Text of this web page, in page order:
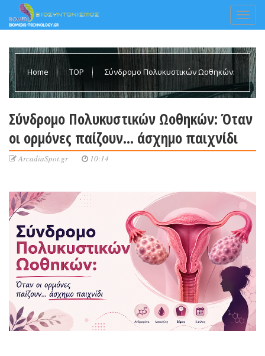
Home TOP Σύνδρομο Πολυκυστικών Ωοθηκών:
Σύνδρομο Πολυκυστικών Ωοθηκών: Όταν
οι ορμόνες παίζουν... άσχημο παιχνίδι
ArcadiaSpot.gr 10:14